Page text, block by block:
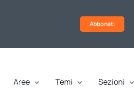
Abbonati
Aree Temi Sezioni